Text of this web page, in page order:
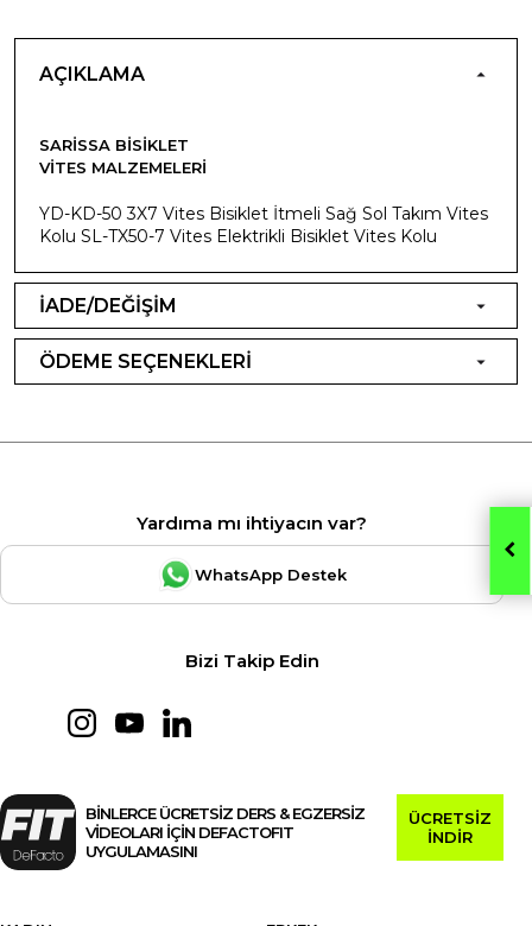
AÇIKLAMA
SARISSA BISIKLET
VITES MALZEMELERI
YD-KD-50 3X7 Vites Bisiklet İtmeli Sağ Sol Takım Vites
Kolu SL-TX50-7 Vites Elektrikli Bisiklet Vites Kolu
İADE/DEĞİŞİM
ÖDEME SEÇENEKLERİ
Yardıma mı ihtiyacın var?
WhatsApp Destek
Bizi Takip Edin
BİNLERCE ÜCRETSİZ DERS & EGZERSİZ
VİDEOLARI İÇİN DEFACTOFIT
UYGULAMASINI
ÜCRETSİZ
İNDİR